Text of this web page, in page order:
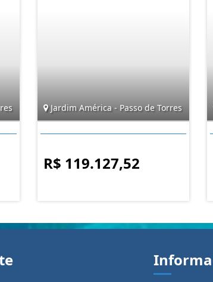
Jardim América - Passo de Torres
R$ 119.127,52